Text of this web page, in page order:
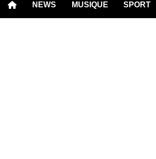
NEWS MUSIQUE SPORT